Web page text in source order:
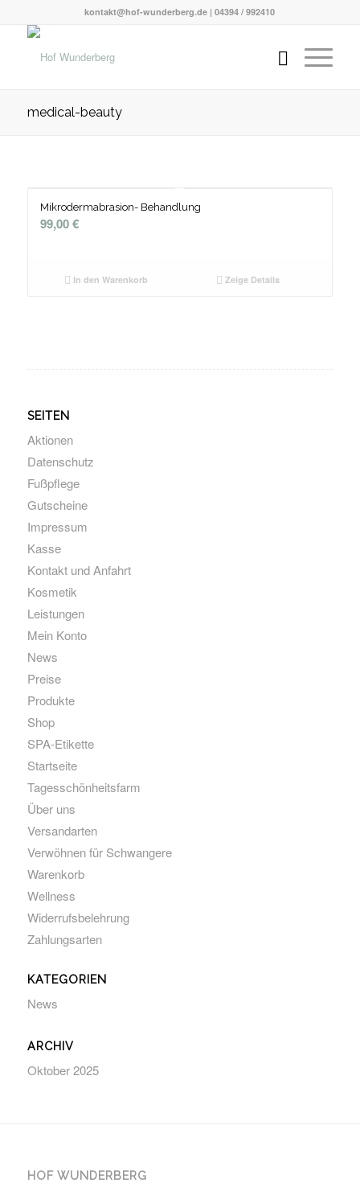
kontakt@hof-wunderberg.de | 04394 / 992410
medical-beauty
Mikrodermabrasion- Behandlung
99,00€
In den Warenkorb Zeige Details
SEITEN
Aktionen
Datenschutz
Fußpflege
Gutscheine
Impressum
Kasse
Kontakt und Anfahrt
Kosmetik
Leistungen
Mein Konto
News
Preise
Produkte
Shop
SPA-Etikette
Startseite
Tagesschönheitsfarm
Über uns
Versandarten
Verwöhnen für Schwangere
Warenkorb
Wellness
Widerrufsbelehrung
Zahlungsarten
KATEGORIEN
News
ARCHIV
Oktober 2025
HOF WUNDERBERG